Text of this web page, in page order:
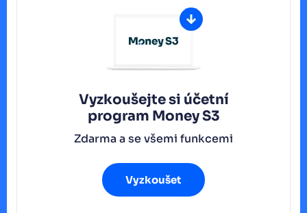
Vyzkoušejte si účetní
program Money S3
Zdarma a se všemi funkcemi
Vyzkoušet